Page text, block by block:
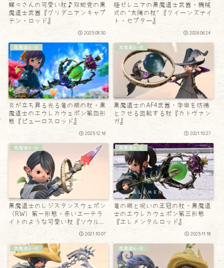
蝶々さんの可愛い杖♪双蛇党の黒
魔道士武器『グリダニアンキャプ
テン・ロッド』
2025.08.30
極ゼレニアの黒魔道士武器・機械
式の “太陽の杖” 『クイーンズナイ
ト・セプター』
2026.06.24
黒魔道士-杖
炎が立ち昇る光る竜の眼の杖・黒
魔道士のエウレカウェポン第四形
態『ピューロスロッド』
2025.12.16
黒魔道士-杖
黒魔道士のAF4武器・宇宙を彷彿
とさせる回転する杖『カトヴァン
ガ』
2021.10.27
黒魔道士-杖
黒魔道士のレジスタンスウェポン
（RW）第一形態・赤いエーテラ
イトのような可愛い杖『ソウルス
2021.10.07
黒魔道士-杖
竜の眼と呪いの王冠の杖・黒魔道
士のエウレカウェポン第三形態
『エレメンタルロッド』
2025.11.18
黒魔道士-杖 黒魔道士-杖